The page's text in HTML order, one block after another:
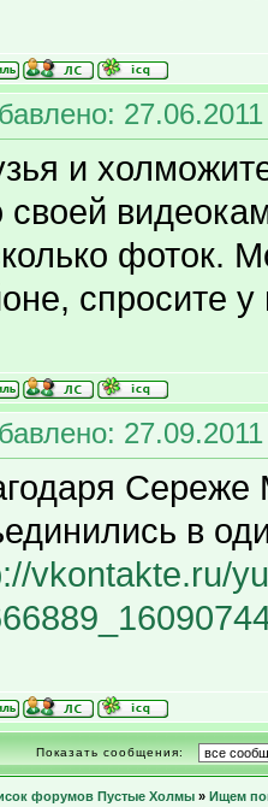
и
своей
фоток.
спросите у
Сереже
в
vkontakte.ru/
Показать сообщения:
форумов Пустые Холмы » Ищем